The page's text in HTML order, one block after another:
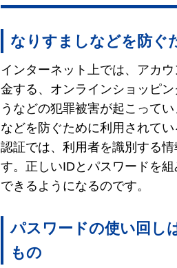
なりすましなどを防ぐ
インターネット上では、アカ
金する、オンラインショッピ
うなどの犯罪被害が起こって
などを防ぐために利用されて
認証では、利用者を識別する
す。正しいIDとパスワードを
できるようになるのです。
パスワードの使い回し
もの